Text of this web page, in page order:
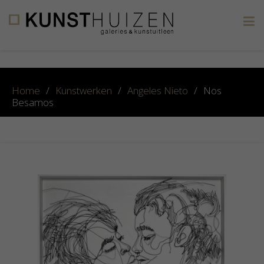
Home / Kunstwerken / Angeles Nieto / Nos
Besamos